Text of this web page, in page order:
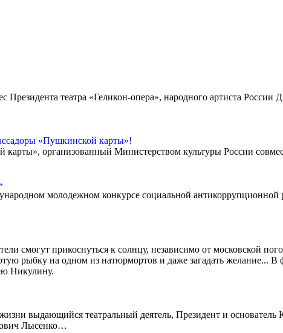
театра «Геликон-опера», народного артиста России
«Пушкинской карты»!
карты», организованный Министерством культуры России
молодежном конкурсе социальной
смогут прикоснуться к солнцу, независимо от московской
рыбку на одном из натюрмортов и даже загадать желание... В
Никулину.
выдающийся театральный деятель, Президент и основатель
Лысенко…